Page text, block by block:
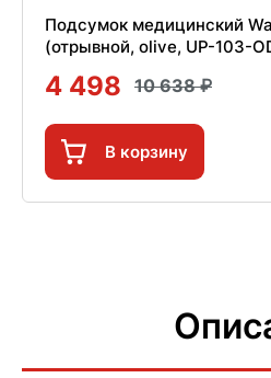
Подсумок медицинский
(отрывной, olive, UP-103-
4 498 10 638
В корзину